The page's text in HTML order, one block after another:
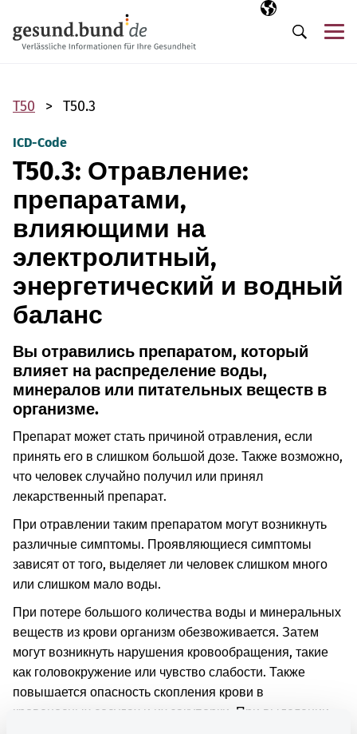
Выбранный
RU
Поиск
T50 T50.3
ICD-Code
T50.3: Отравление:
препаратами,
влияющими на
электролитный,
энергетический и водный
баланс
Вы отравились препаратом, который
влияет на распределение воды,
минералов или питательных веществ в
организме.
Препарат может стать причиной отравления, если
принять его в слишком большой дозе. Также возможно,
что человек случайно получил или принял
лекарственный препарат.
При отравлении таким препаратом могут возникнуть
различные симптомы. Проявляющиеся симптомы
зависят от того, выделяет ли человек слишком много
или слишком мало воды.
При потере большого количества воды и минеральных
веществ из крови организм обезвоживается. Затем
могут возникнуть нарушения кровообращения, такие
как головокружение или чувство слабости. Также
повышается опасность скопления крови в
кровеносных сосудах и их закупорки. При выделении